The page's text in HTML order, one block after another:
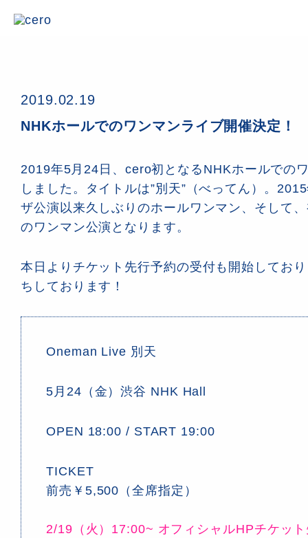
2019.02.19
NHKホールでのワンマンライブ開催決定！
2019年5月24日、cero初となるNHKホールでの
しました。タイトルは”別天”（べってん）。
ザ公演以来久しぶりのホールワンマン、そして
のワンマン公演となります。
本日よりチケット先行予約の受付も開始してお
ちしております！
Oneman Live 別天
5月24（金）渋谷 NHK Hall
OPEN 18:00 / START 19:00
TICKET
前売￥5,500（全席指定）
2/19（火）17:00~ オフィシャルHPチケッ